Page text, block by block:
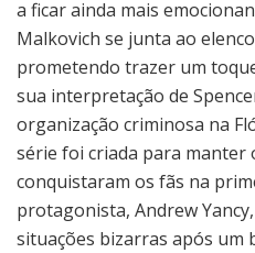
a ficar ainda mais
Malkovich se junta ao
prometendo trazer um
sua interpretação de
organização criminosa na
série foi criada para manter
conquistaram os fãs na
protagonista, Andrew
situações bizarras após um